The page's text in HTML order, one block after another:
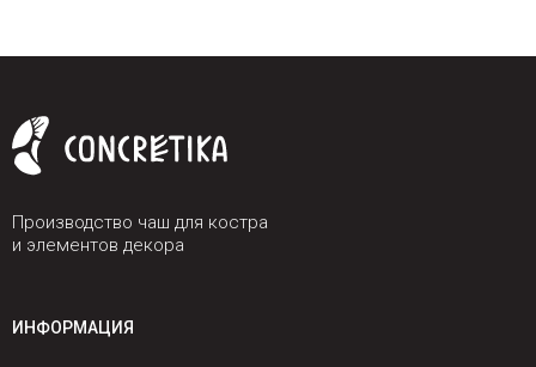
Производство чаш для костра
и элементов декора
ИНФОРМАЦИЯ